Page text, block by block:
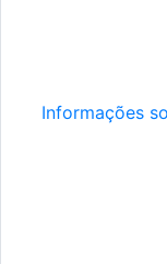
Informações